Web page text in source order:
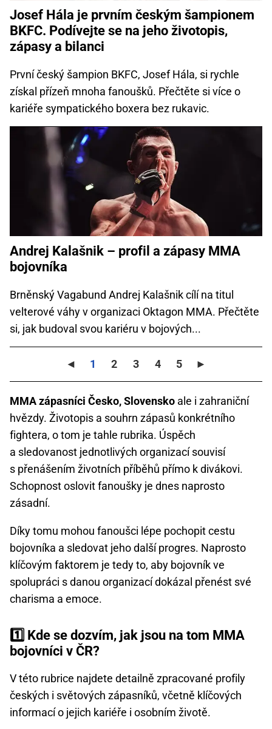
Josef Hála je prvním českým šampionem
BKFC. Podívejte se na jeho životopis,
zápasy a bilanci
První český šampion BKFC, Josef Hála, si rychle
získal přízeň mnoha fanoušků. Přečtěte si více o
kariéře sympatického boxera bez rukavic.
Andrej Kalašnik – profil a zápasy MMA
bojovníka
Brněnský Vagabund Andrej Kalašnik cílí na titul
velterové váhy v organizaci Oktagon MMA. Přečtěte
si, jak budoval svou kariéru v bojových...
◄ 1 2 3 4 5 ►
MMA zápasníci Česko, Slovensko ale i zahraniční
hvězdy. Životopis a souhrn zápasů konkrétního
fightera, o tom je tahle rubrika. Úspěch
a sledovanost jednotlivých organizací souvisí
s přenášením životních příběhů přímo k divákovi.
Schopnost oslovit fanoušky je dnes naprosto
zásadní.
Díky tomu mohou fanoušci lépe pochopit cestu
bojovníka a sledovat jeho další progres. Naprosto
klíčovým faktorem je tedy to, aby bojovník ve
spolupráci s danou organizací dokázal přenést své
charisma a emoce.
1️⃣ Kde se dozvím, jak jsou na tom MMA
bojovníci v ČR?
V této rubrice najdete detailně zpracované profily
českých i světových zápasníků, včetně klíčových
informací o jejich kariéře i osobním životě.